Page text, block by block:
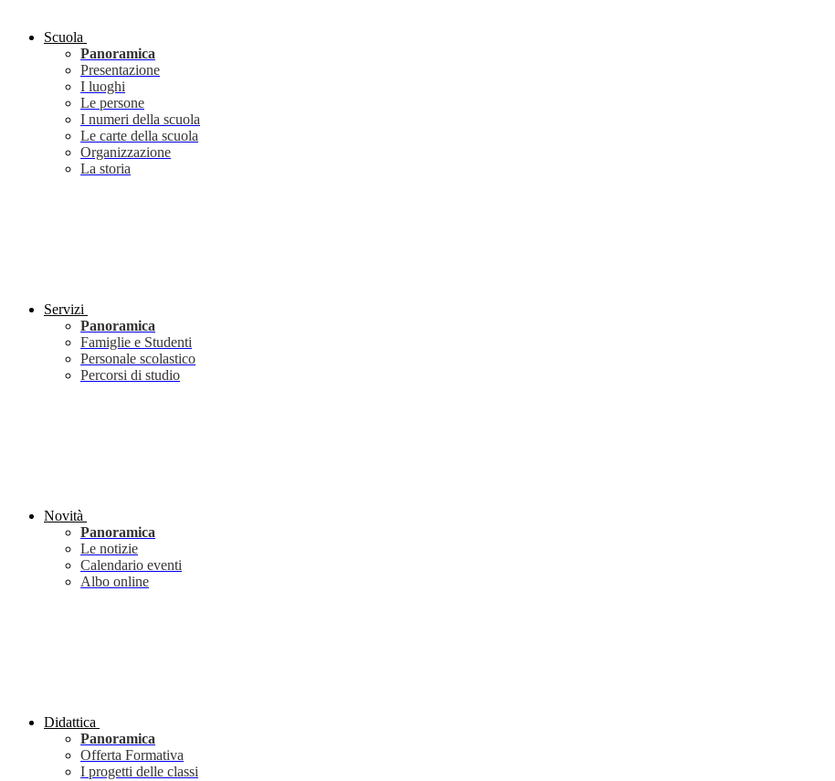
Scuola
Panoramica
Presentazione
I luoghi
Le persone
I numeri della scuola
Le carte della scuola
Organizzazione
La storia
Servizi
Panoramica
Famiglie e Studenti
Personale scolastico
Percorsi di studio
Novità
Panoramica
Le notizie
Calendario eventi
Albo online
Didattica
Panoramica
Offerta Formativa
I progetti delle classi